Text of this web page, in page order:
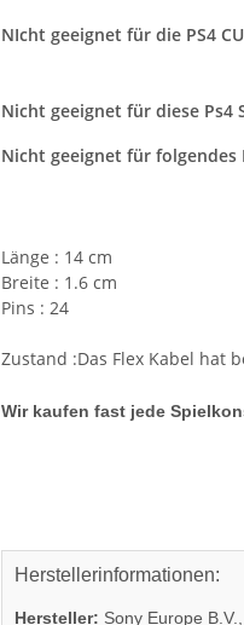
NIcht geeignet für die PS4
Nicht geeignet für diese Ps4
Nicht geeignet für folgendes
Länge : 14 cm
Breite : 1.6 cm
Pins : 24
Zustand :Das Flex Kabel hat
Wir kaufen fast jede
Herstellerinformationen:
Hersteller: Sony Europe